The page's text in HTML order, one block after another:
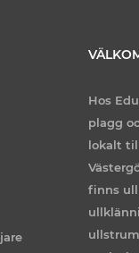
Hos
plagg
lokalt
finns